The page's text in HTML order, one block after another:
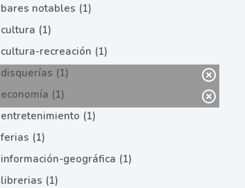
bares notables (1)
cultura (1)
cultura-recreación (1)
disquerías (1)
economía (1)
entretenimiento (1)
ferias (1)
información-geográfica (1)
librerias (1)